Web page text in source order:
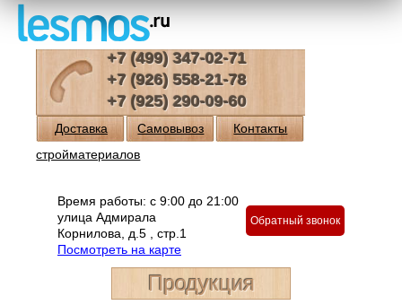
Время работы: с 9:00 до 21:00
улица Адмирала
Корнилова, д.5 , стр.1
Посмотреть на карте
Обратный звонок
+7 (499) 347-02-71
+7 (926) 558-21-78
+7 (925) 290-09-60
Доставка
стройматериалов
Самовывоз Контакты
Продукция